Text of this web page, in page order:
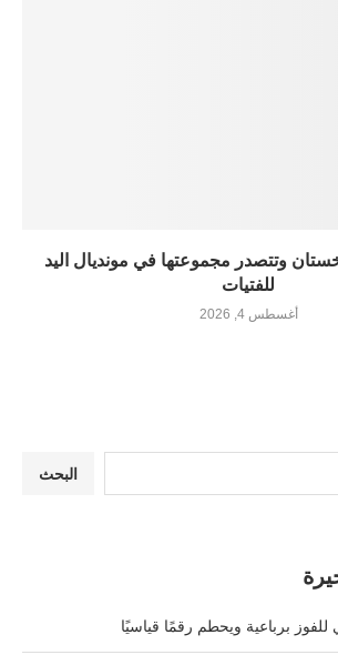
وتتصدر مجموعتها في مونديال اليد
للفتيات
أغسطس 4, 2026
البحث
برباعية ويحطم رقمًا قياسيًا